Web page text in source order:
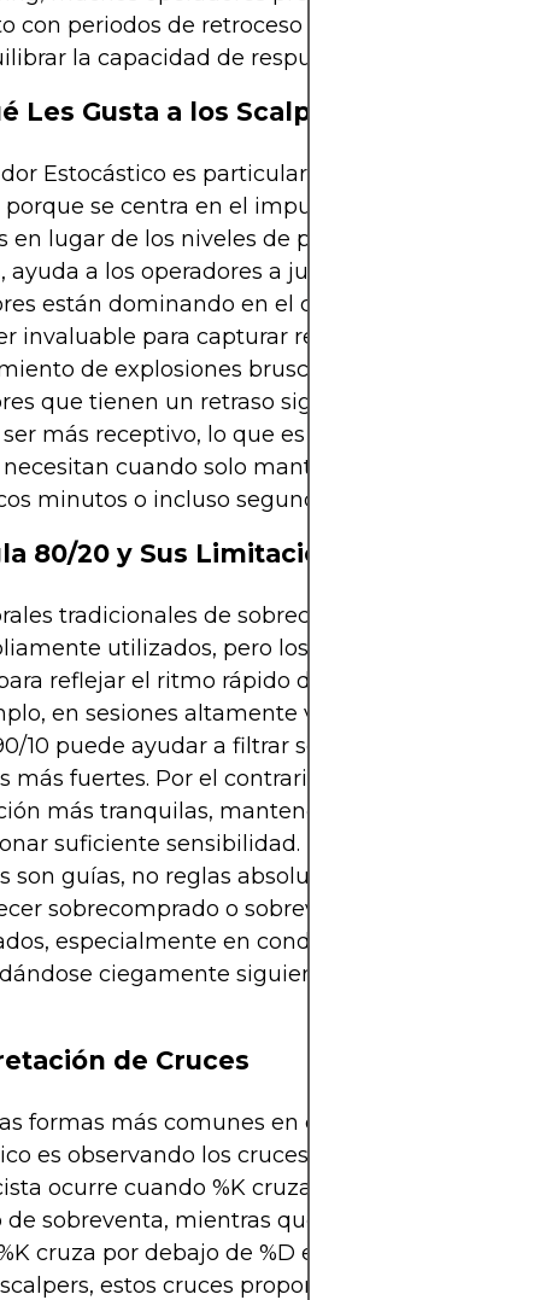
con periodos de retroceso cortos, como 5, 7 o 9
la capacidad de respuesta con la utilidad.
Les Gusta a los Scalpers
Estocástico es particularmente adecuado
se centra en el impulso en relación con
en lugar de los niveles de precios absolutos. En
ayuda a los operadores a juzgar si los
están dominando en el corto plazo
invaluable para capturar retrocesos rápidos o
de explosiones bruscas. A diferencia de
que tienen un retraso significativo, el
más receptivo, lo que es exactamente lo que
necesitan cuando solo mantienen operaciones
minutos o incluso segundos.
80/20 y Sus Limitaciones
tradicionales de sobrecompra/sobreventa
utilizados, pero los scalpers a menudo
reflejar el ritmo rápido de los mercados a
en sesiones altamente volátiles, utilizar 85/
10 puede ayudar a filtrar señales débiles y
más fuertes. Por el contrario, durante horas de
más tranquilas, mantenerse en 80/20 puede
suficiente sensibilidad. La clave es entender
son guías, no reglas absolutas. El precio puede
sobrecomprado o sobrevendido durante
especialmente en condiciones de
ciegamente siguiendo cada señal
de Cruces
formas más comunes en que los operadores
es observando los cruces de las líneas %K y
ocurre cuando %K cruza por encima de %D
sobreventa, mientras que una señal bajista
cruza por debajo de %D en territorio de
estos cruces proporcionan puntos de